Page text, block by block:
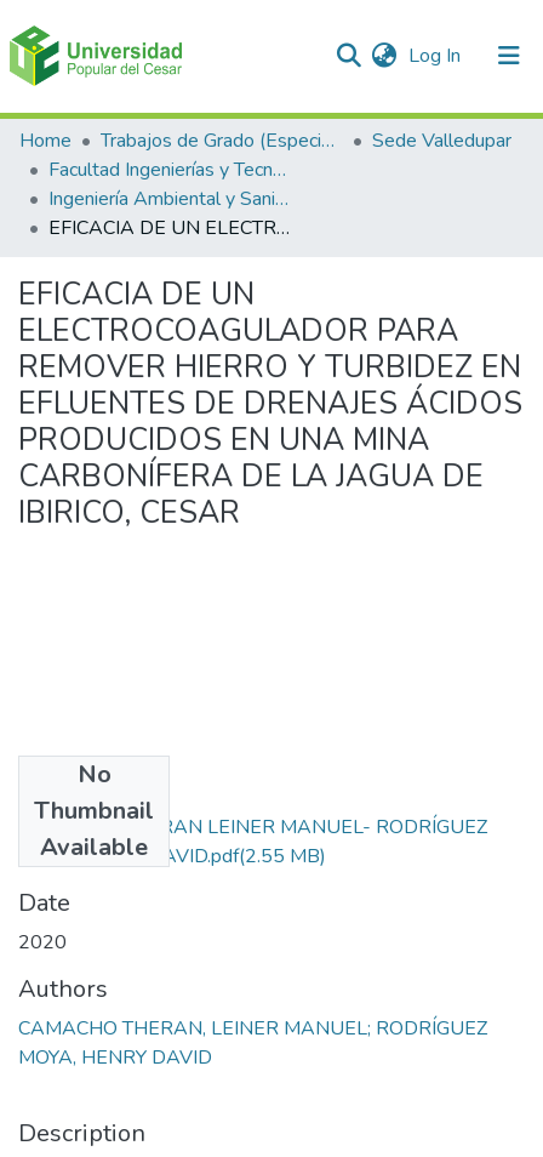
Log In (current)
Communities & Collections
All of DSpace
Statistics
Home Trabajos de Grado (Especializaciones y Pregrados)
Sede Valledupar
Facultad Ingenierías y Tecnologías
Ingeniería Ambiental y Sanitaria.
EFICACIA DE UN ELECTROCOAGULADOR PARA REMOVER HIERRO Y TURBIDEZ EN EFLUENTES DE DRENAJES ÁCIDOS PRODUCIDOS EN UNA MINA CARBONÍFERA DE LA JAGUA DE IBIRICO, CESAR
EFICACIA DE UN
ELECTROCOAGULADOR PARA
REMOVER HIERRO Y TURBIDEZ EN
EFLUENTES DE DRENAJES ÁCIDOS
PRODUCIDOS EN UNA MINA
CARBONÍFERA DE LA JAGUA DE
IBIRICO, CESAR
No
Thumbnail
Available
CAMACHO THERAN LEINER MANUEL- RODRÍGUEZ
MOYA HENRY DAVID.pdf(2.55 MB)
Date
2020
Authors
CAMACHO THERAN, LEINER MANUEL; RODRÍGUEZ
MOYA, HENRY DAVID
Description